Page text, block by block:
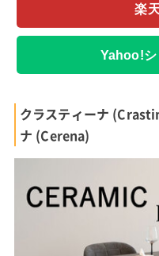
楽
Yahoo!シ
クラスティーナ
ナ (Cerena)